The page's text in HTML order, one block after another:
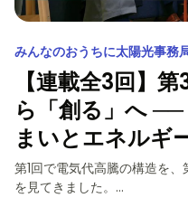
みんなのおうちに太陽光事務
【連載全3回】
ら「創る」へ
まいとエネルギ
第1回で電気代高騰の構造を
を見てきました。...